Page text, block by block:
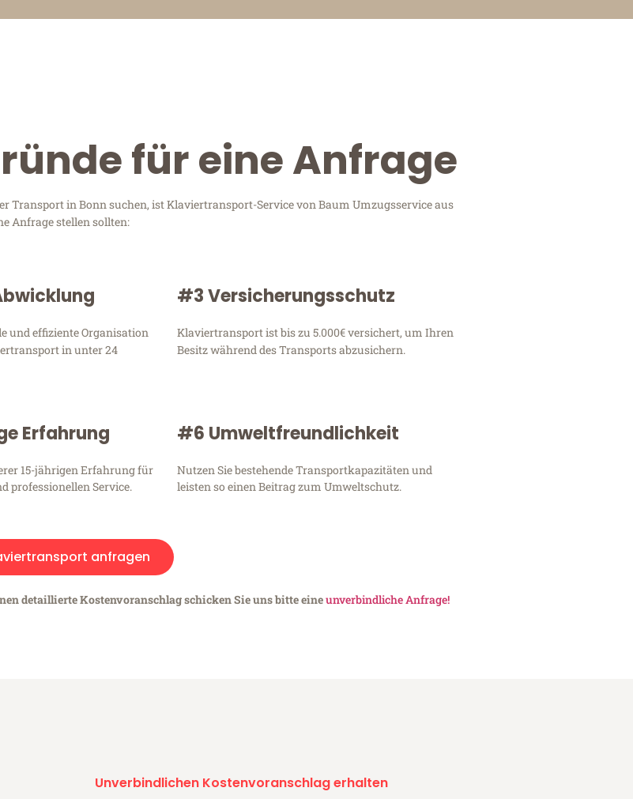
für eine Anfrage
in Bonn suchen, ist Klaviertransport-Service von Baum Umzugsservice aus
Anfrage stellen sollten:
und effiziente Organisation
in unter 24
#3 Versicherungsschutz
Klaviertransport ist bis zu 5.000€ versichert, um Ihren
Besitz während des Transports abzusichern.
Erfahrung
15-jährigen Erfahrung für
professionellen Service.
#6 Umweltfreundlichkeit
Nutzen Sie bestehende Transportkapazitäten und
leisten so einen Beitrag zum Umweltschutz.
anfragen
detaillierte Kostenvoranschlag schicken Sie uns bitte eineunverbindliche Anfrage!
Unverbindlichen Kostenvoranschlag erhalten